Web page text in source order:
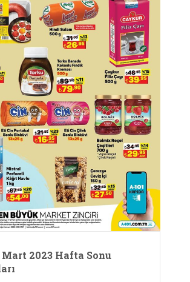
Mart 2023 Hafta Sonu